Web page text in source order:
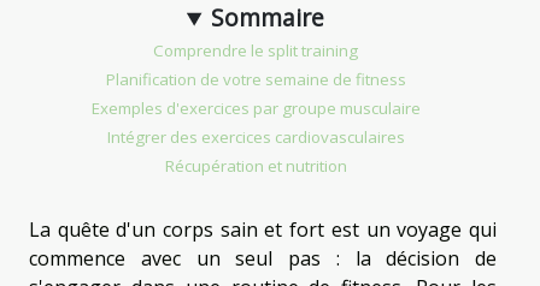
Sommaire
Comprendre le split training
Planification de votre semaine de fitness
Exemples d'exercices par groupe musculaire
Intégrer des exercices cardiovasculaires
Récupération et nutrition
La quête d'un corps sain et fort est un voyage qui
commence avec un seul pas : la décision de